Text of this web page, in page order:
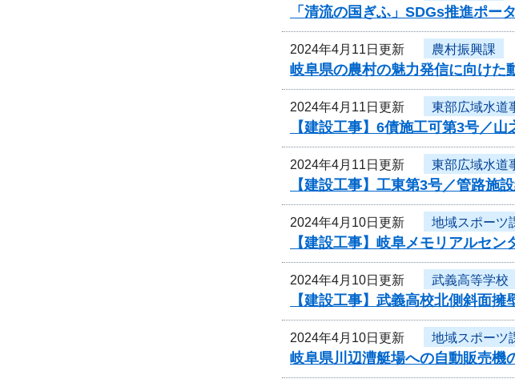
「清流の国ぎふ」SDGs推進ポー
2024年4月11日更新 農村振興課
岐阜県の農村の魅力発信に向けた
2024年4月11日更新 東部広域水道
【建設工事】6債施工可第3号／
2024年4月11日更新 東部広域水道
【建設工事】工東第3号／管路施
2024年4月10日更新 地域スポーツ
【建設工事】岐阜メモリアルセ
2024年4月10日更新 武義高等学校
【建設工事】武義高校北側斜面
2024年4月10日更新 地域スポーツ
岐阜県川辺漕艇場への自動販売機